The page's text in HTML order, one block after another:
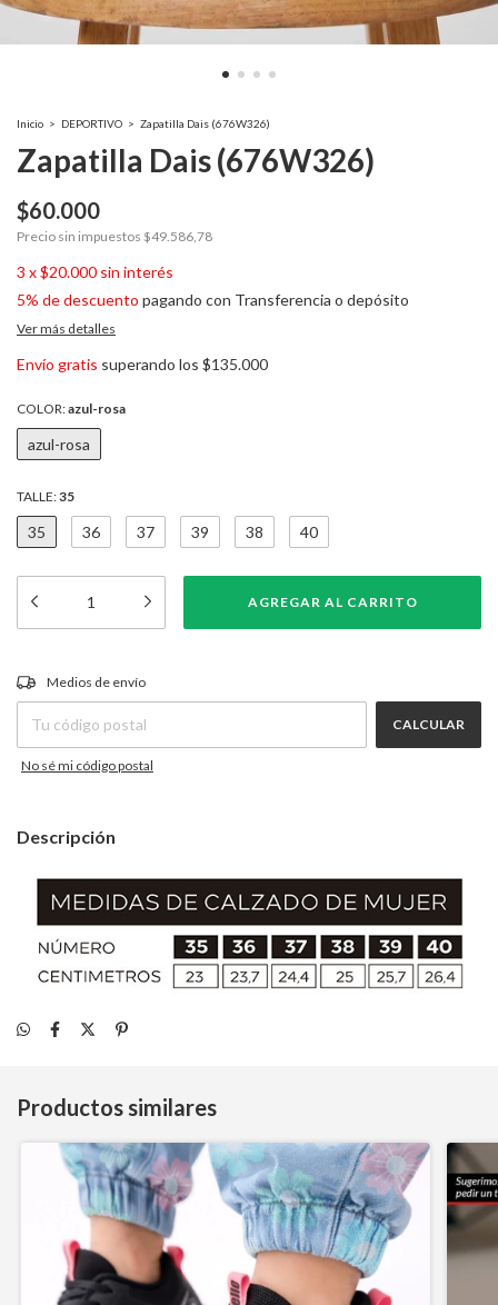
Inicio > DEPORTIVO > Zapatilla Dais (676W326)
Zapatilla Dais (676W326)
$60.000
Precio sin impuestos $49.586,78
3 x$20.000 sin interés
5% de descuento pagando con Transferencia o depósito
Ver más detalles
Envío gratis superando los $135.000
COLOR:azul-rosa
azul-rosa
TALLE:35
35 36 37 39 38 40
Entregas para el CP:
Medios de envío
CALCULAR
No sé mi código postal
Descripción
Productos similares